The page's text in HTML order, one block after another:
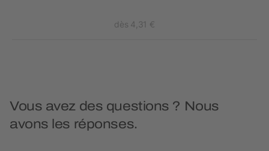
dès 4,31 €
Vous avez des questions ? Nous
avons les réponses.